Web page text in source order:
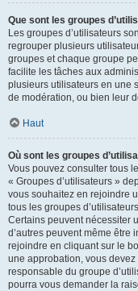
Que sont les groupes
Les groupes d’utilisateurs
regrouper plusieurs
groupes et chaque groupe
facilite les tâches aux
plusieurs utilisateurs en une
de modération, ou bien leur
Haut
Où sont les groupes
Vous pouvez consulter tous
« Groupes d’utilisateurs »
vous souhaitez en rejoindre
tous les groupes
Certains peuvent nécessiter
d’autres peuvent même être
rejoindre en cliquant sur le
une approbation, vous
responsable du groupe
pourra vous demander la